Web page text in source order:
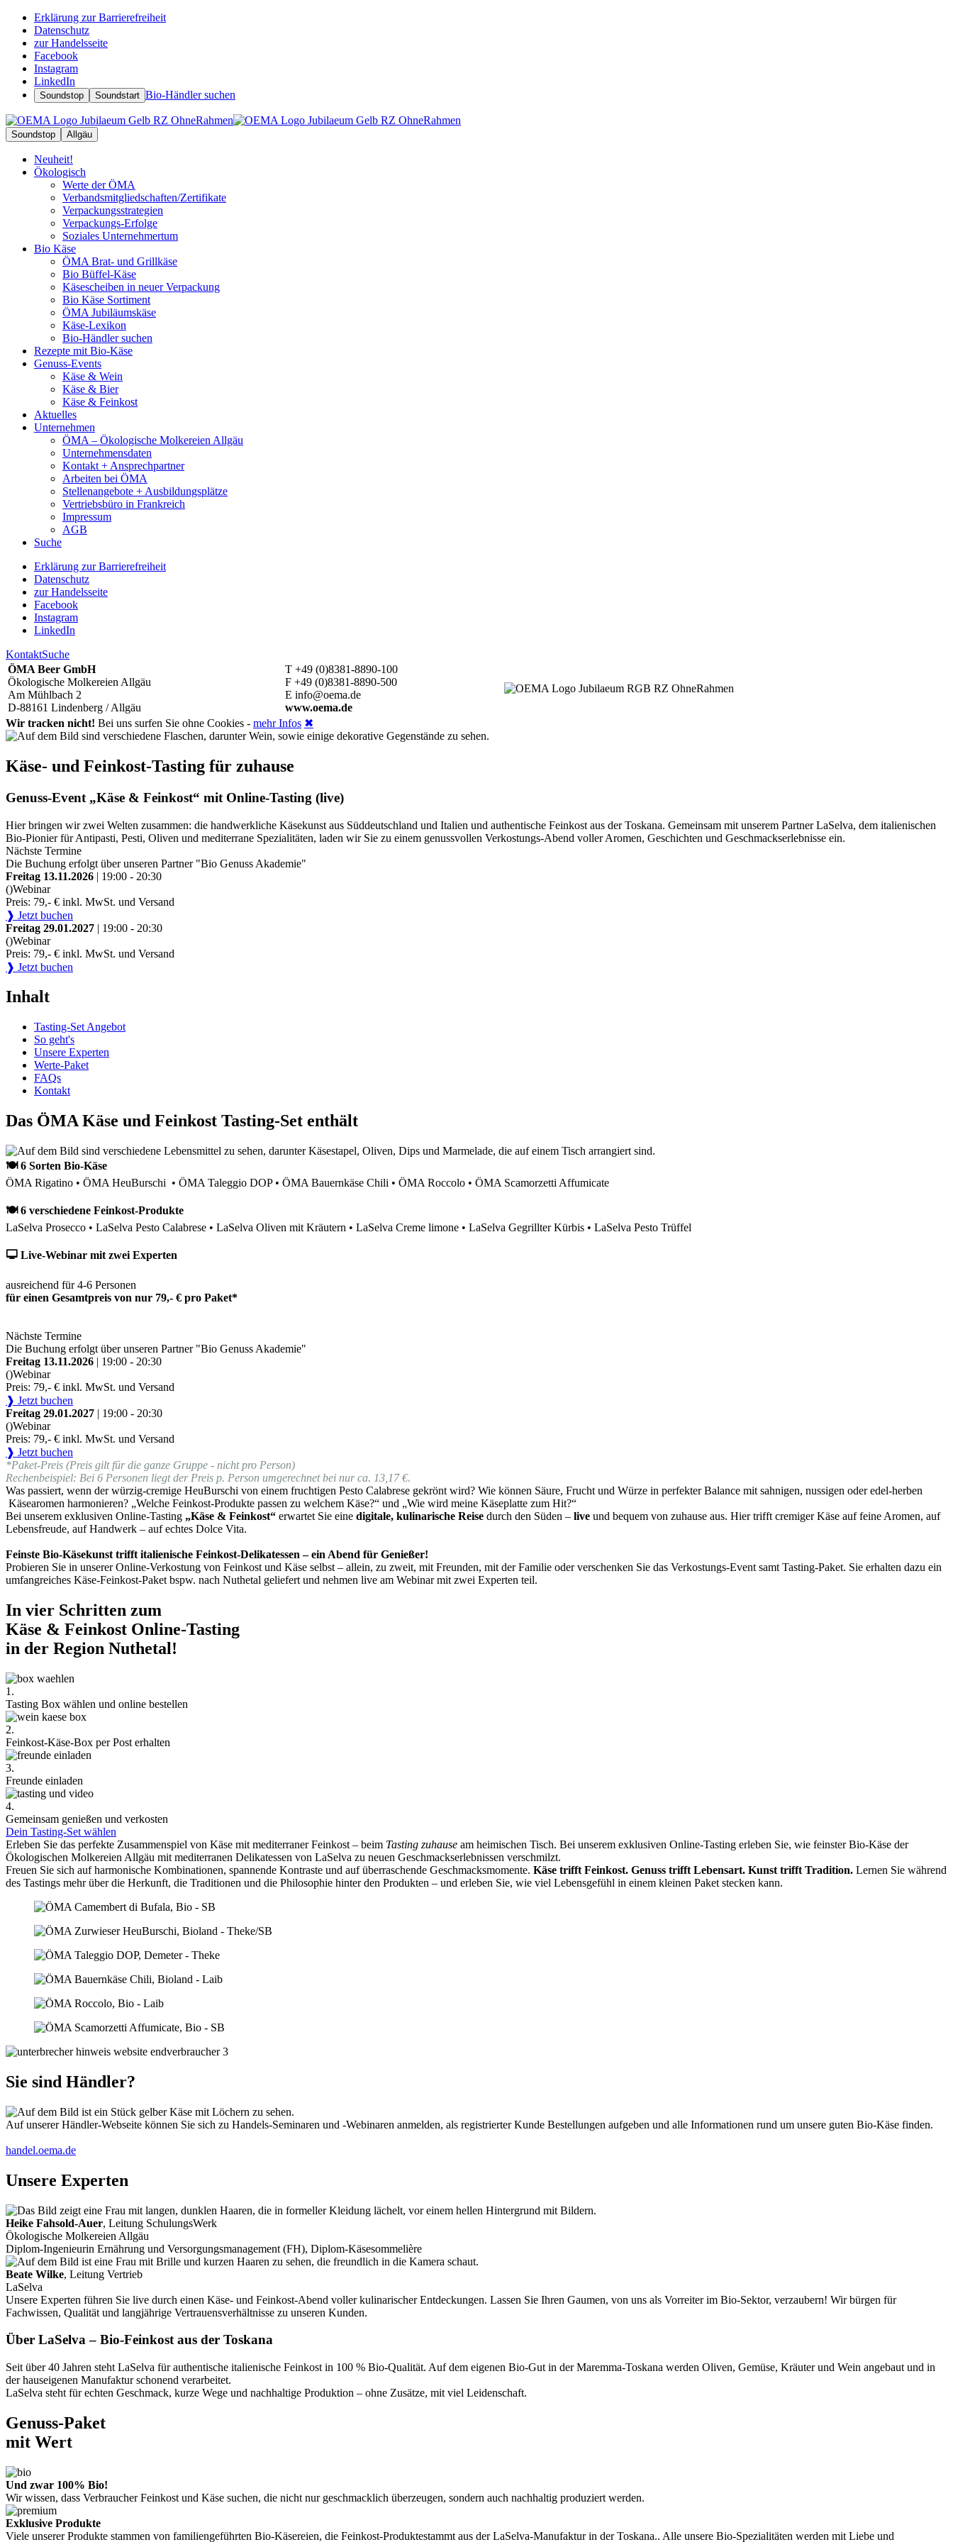
Erklärung zur Barrierefreiheit
Datenschutz
zur Handelsseite
Facebook
Instagram
LinkedIn
Soundstop Soundstart Bio-Händler suchen
Soundstop Allgäu
Neuheit!
Ökologisch
Werte der ÖMA
Verbandsmitgliedschaften/Zertifikate
Verpackungsstrategien
Verpackungs-Erfolge
Soziales Unternehmertum
Bio Käse
ÖMA Brat- und Grillkäse
Bio Büffel-Käse
Käsescheiben in neuer Verpackung
Bio Käse Sortiment
ÖMA Jubiläumskäse
Käse-Lexikon
Bio-Händler suchen
Rezepte mit Bio-Käse
Genuss-Events
Käse & Wein
Käse & Bier
Käse & Feinkost
Aktuelles
Unternehmen
ÖMA – Ökologische Molkereien Allgäu
Unternehmensdaten
Kontakt + Ansprechpartner
Arbeiten bei ÖMA
Stellenangebote + Ausbildungsplätze
Vertriebsbüro in Frankreich
Impressum
AGB
Suche
Erklärung zur Barrierefreiheit
Datenschutz
zur Handelsseite
Facebook
Instagram
LinkedIn
KontaktSuche
ÖMA Beer GmbH
Ökologische Molkereien Allgäu
Am Mühlbach 2
D-88161 Lindenberg / Allgäu
T +49 (0)8381-8890-100
F +49 (0)8381-8890-500
E info@oema.de
www.oema.de
Wir tracken nicht! Bei uns surfen Sie ohne Cookies - mehr Infos ✖
Käse- und Feinkost-Tasting für zuhause
Genuss-Event „Käse & Feinkost“ mit Online-Tasting (live)
Hier bringen wir zwei Welten zusammen: die handwerkliche Käsekunst aus Süddeutschland und Italien und authentische Feinkost aus der Toskana. Gemeinsam mit unserem Partner LaSelva, dem italienischen
Bio-Pionier für Antipasti, Pesti, Oliven und mediterrane Spezialitäten, laden wir Sie zu einem genussvollen Verkostungs-Abend voller Aromen, Geschichten und Geschmackserlebnisse ein.
Nächste Termine
Die Buchung erfolgt über unseren Partner "Bio Genuss Akademie"
Freitag 13.11.2026 | 19:00 - 20:30
()Webinar
Preis: 79,- € inkl. MwSt. und Versand
❱ Jetzt buchen
Freitag 29.01.2027 | 19:00 - 20:30
()Webinar
Preis: 79,- € inkl. MwSt. und Versand
❱ Jetzt buchen
Inhalt
Tasting-Set Angebot
So geht's
Unsere Experten
Werte-Paket
FAQs
Kontakt
Das ÖMA Käse und Feinkost Tasting-Set enthält
🍽 6 Sorten Bio-Käse
ÖMA Rigatino • ÖMA HeuBurschi • ÖMA Taleggio DOP • ÖMA Bauernkäse Chili • ÖMA Roccolo • ÖMA Scamorzetti Affumicate
🍽 6 verschiedene Feinkost-Produkte
LaSelva Prosecco • LaSelva Pesto Calabrese • LaSelva Oliven mit Kräutern • LaSelva Creme limone • LaSelva Gegrillter Kürbis • LaSelva Pesto Trüffel
🖵 Live-Webinar mit zwei Experten
ausreichend für 4-6 Personen
für einen Gesamtpreis von nur 79,- € pro Paket*
Nächste Termine
Die Buchung erfolgt über unseren Partner "Bio Genuss Akademie"
Freitag 13.11.2026 | 19:00 - 20:30
()Webinar
Preis: 79,- € inkl. MwSt. und Versand
❱ Jetzt buchen
Freitag 29.01.2027 | 19:00 - 20:30
()Webinar
Preis: 79,- € inkl. MwSt. und Versand
❱ Jetzt buchen
*Paket-Preis (Preis gilt für die ganze Gruppe - nicht pro Person)
Rechenbeispiel: Bei 6 Personen liegt der Preis p. Person umgerechnet bei nur ca. 13,17 €.
Was passiert, wenn der würzig-cremige HeuBurschi von einem fruchtigen Pesto Calabrese gekrönt wird? Wie können Säure, Frucht und Würze in perfekter Balance mit sahnigen, nussigen oder edel-herben
Käsearomen harmonieren? „Welche Feinkost-Produkte passen zu welchem Käse?“ und „Wie wird meine Käseplatte zum Hit?“
Bei unserem exklusiven Online-Tasting „Käse & Feinkost“ erwartet Sie eine digitale, kulinarische Reise durch den Süden – live und bequem von zuhause aus. Hier trifft cremiger Käse auf feine Aromen, auf
Lebensfreude, auf Handwerk – auf echtes Dolce Vita.
Feinste Bio-Käsekunst trifft italienische Feinkost-Delikatessen – ein Abend für Genießer!
Probieren Sie in unserer Online-Verkostung von Feinkost und Käse selbst – allein, zu zweit, mit Freunden, mit der Familie oder verschenken Sie das Verkostungs-Event samt Tasting-Paket. Sie erhalten dazu ein
umfangreiches Käse-Feinkost-Paket bspw. nach Nuthetal geliefert und nehmen live am Webinar mit zwei Experten teil.
In vier Schritten zum
Käse & Feinkost Online-Tasting
in der Region Nuthetal!
1.
Tasting Box wählen und online bestellen
2.
Feinkost-Käse-Box per Post erhalten
3.
Freunde einladen
4.
Gemeinsam genießen und verkosten
Dein Tasting-Set wählen
Erleben Sie das perfekte Zusammenspiel von Käse mit mediterraner Feinkost – beim Tasting zuhause am heimischen Tisch. Bei unserem exklusiven Online-Tasting erleben Sie, wie feinster Bio-Käse der
Ökologischen Molkereien Allgäu mit mediterranen Delikatessen von LaSelva zu neuen Geschmackserlebnissen verschmilzt.
Freuen Sie sich auf harmonische Kombinationen, spannende Kontraste und auf überraschende Geschmacksmomente. Käse trifft Feinkost. Genuss trifft Lebensart. Kunst trifft Tradition. Lernen Sie während
des Tastings mehr über die Herkunft, die Traditionen und die Philosophie hinter den Produkten – und erleben Sie, wie viel Lebensgefühl in einem kleinen Paket stecken kann.
Sie sind Händler?
Auf unserer Händler-Webseite können Sie sich zu Handels-Seminaren und -Webinaren anmelden, als registrierter Kunde Bestellungen aufgeben und alle Informationen rund um unsere guten Bio-Käse finden.
handel.oema.de
Unsere Experten
Heike Fahsold-Auer, Leitung SchulungsWerk
Ökologische Molkereien Allgäu
Diplom-Ingenieurin Ernährung und Versorgungsmanagement (FH), Diplom-Käsesommelière
Beate Wilke, Leitung Vertrieb
LaSelva
Unsere Experten führen Sie live durch einen Käse- und Feinkost-Abend voller kulinarischer Entdeckungen. Lassen Sie Ihren Gaumen, von uns als Vorreiter im Bio-Sektor, verzaubern! Wir bürgen für
Fachwissen, Qualität und langjährige Vertrauensverhältnisse zu unseren Kunden.
Über LaSelva – Bio-Feinkost aus der Toskana
Seit über 40 Jahren steht LaSelva für authentische italienische Feinkost in 100 % Bio-Qualität. Auf dem eigenen Bio-Gut in der Maremma-Toskana werden Oliven, Gemüse, Kräuter und Wein angebaut und in
der hauseigenen Manufaktur schonend verarbeitet.
LaSelva steht für echten Geschmack, kurze Wege und nachhaltige Produktion – ohne Zusätze, mit viel Leidenschaft.
Genuss-Paket
mit Wert
Und zwar 100% Bio!
Wir wissen, dass Verbraucher Feinkost und Käse suchen, die nicht nur geschmacklich überzeugen, sondern auch nachhaltig produziert werden.
Exklusive Produkte
Viele unserer Produkte stammen von familiengeführten Bio-Käsereien, die Feinkost-Produktestammt aus der LaSelva-Manufaktur in der Toskana.. Alle unsere Bio-Spezialitäten werden mit Liebe und